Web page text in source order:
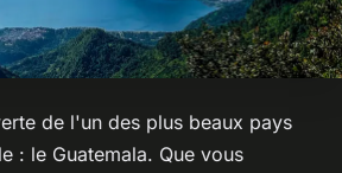
de l'un des plus beaux pays
: le Guatemala. Que vous